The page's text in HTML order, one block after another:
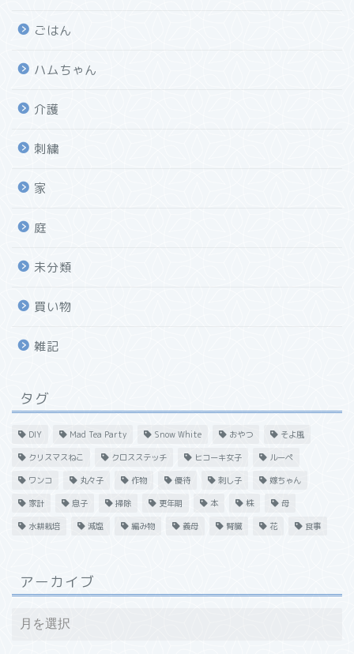
ごはん
ハムちゃん
介護
刺繍
家
庭
未分類
買い物
雑記
タグ
DIY Mad Tea Party Snow White おやつ そよ風
クリスマスねこ クロスステッチ ヒコーキ女子 ルーペ
ワンコ 丸々子 作物 優待 刺し子 嫁ちゃん
家計 息子 掃除 更年期 本 株 母
水耕栽培 減塩 編み物 義母 腎臓 花 食事
アーカイブ